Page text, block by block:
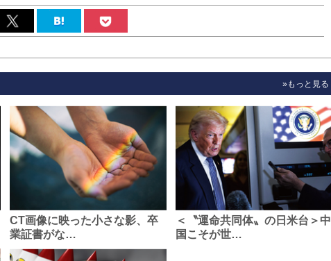
»もっと見る
CT画像に映った小さな影、卒
業証書がな…
＜〝運命共同体〟の日米台＞中
国こそが世…